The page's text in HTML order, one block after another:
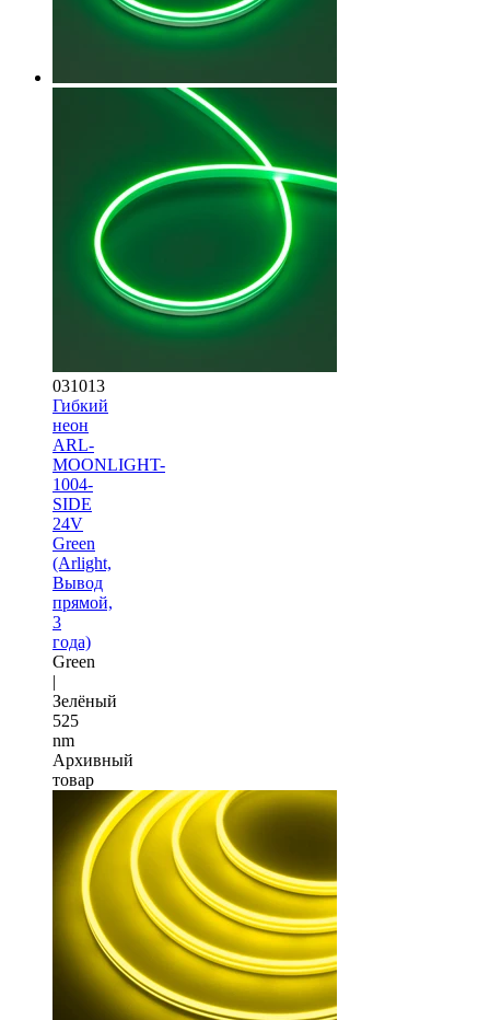
031013
Гибкий
неон
ARL-
MOONLIGHT-
1004-
SIDE
24V
Green
(Arlight,
Вывод
прямой,
3
года)
Green
|
Зелёный
525
nm
Архивный
товар